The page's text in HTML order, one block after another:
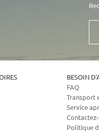
BESOIN
FAQ
Transport
Service
Politique